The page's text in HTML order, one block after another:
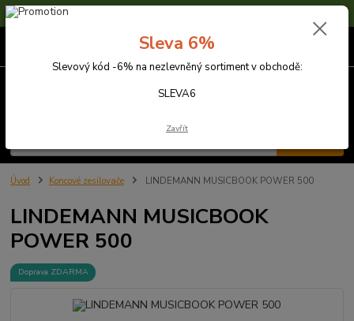
Sleva 6% na nezlevněné zboží s kódem SLEVA6
Úvod Koncové zesilovače LINDEMANN MUSICBOOK POWER 500
LINDEMANN MUSICBOOK
POWER 500
Doprava ZDARMA
Sleva 6%
Slevový kód -6% na nezlevněný sortiment v obchodě:
SLEVA6
Zavřít